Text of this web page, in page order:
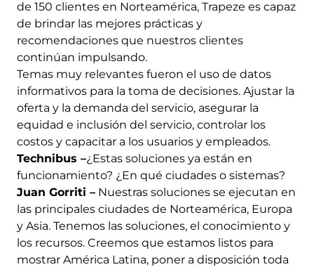
de 150 clientes en Norteamérica, Trapeze es capaz
de brindar las mejores prácticas y
recomendaciones que nuestros clientes
continúan impulsando.
Temas muy relevantes fueron el uso de datos
informativos para la toma de decisiones. Ajustar la
oferta y la demanda del servicio, asegurar la
equidad e inclusión del servicio, controlar los
costos y capacitar a los usuarios y empleados.
Technibus –¿Estas soluciones ya están en
funcionamiento? ¿En qué ciudades o sistemas?
Juan Gorriti – Nuestras soluciones se ejecutan en
las principales ciudades de Norteamérica, Europa
y Asia. Tenemos las soluciones, el conocimiento y
los recursos. Creemos que estamos listos para
mostrar América Latina, poner a disposición toda